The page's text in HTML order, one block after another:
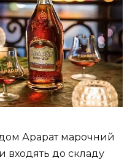
Арарат марочний
входять до складу